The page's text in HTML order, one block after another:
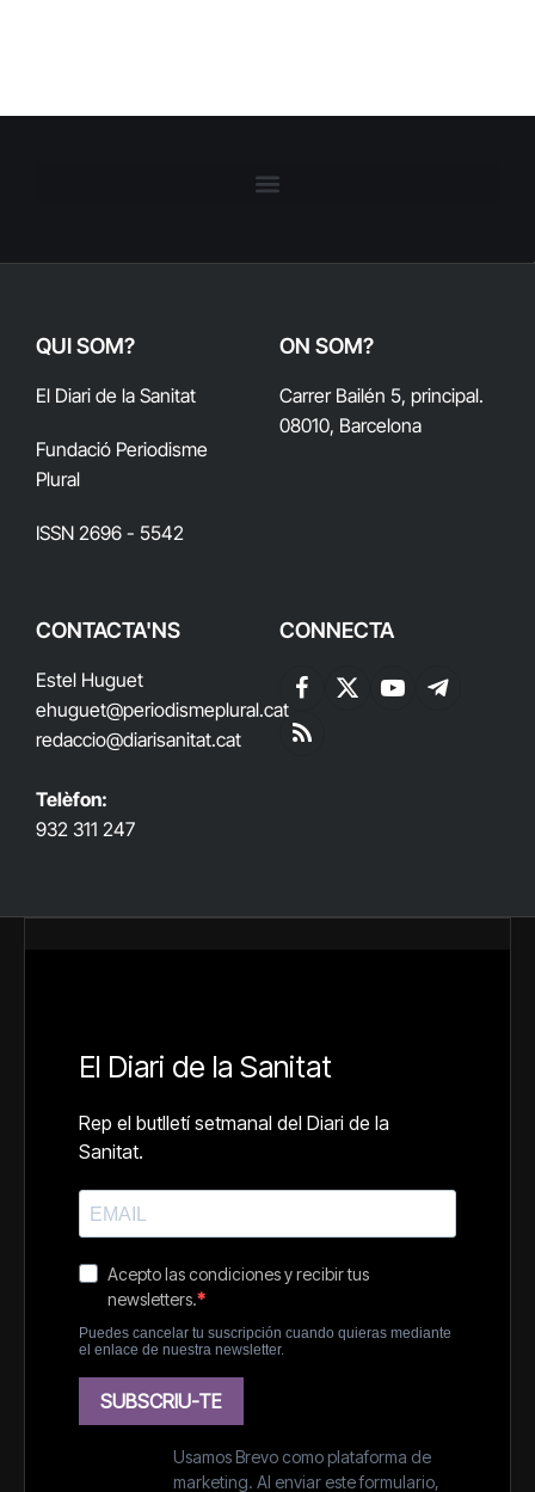
QUI SOM?
El Diari de la Sanitat
Fundació Periodisme
Plural
ISSN 2696 - 5542
ON SOM?
Carrer Bailén 5, principal.
08010, Barcelona
CONTACTA'NS
Estel Huguet
ehuguet@periodismeplural.cat
redaccio@diarisanitat.cat
Telèfon:
932 311 247
CONNECTA
Facebook
X
YouTubeTelegram
RSS